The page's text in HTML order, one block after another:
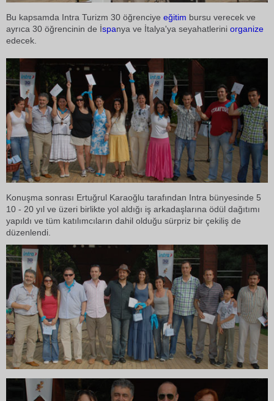
Bu kapsamda Intra Turizm 30 öğrenciye eğitim bursu verecek ve
ayrıca 30 öğrencinin de İspanya ve İtalya'ya seyahatlerini organize
edecek.
Konuşma sonrası Ertuğrul Karaoğlu tarafından Intra bünyesinde 5 
10 - 20 yıl ve üzeri birlikte yol aldığı iş arkadaşlarına ödül dağıtımı
yapıldı ve tüm katılımcıların dahil olduğu sürpriz bir çekiliş de
düzenlendi.